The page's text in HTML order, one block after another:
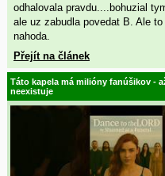
odhalovala pravdu....bohuzial
ale uz zabudla povedat B. Ale
nahoda.
Přejít na článek
Táto kapela má milióny fanúšikov -
neexistuje